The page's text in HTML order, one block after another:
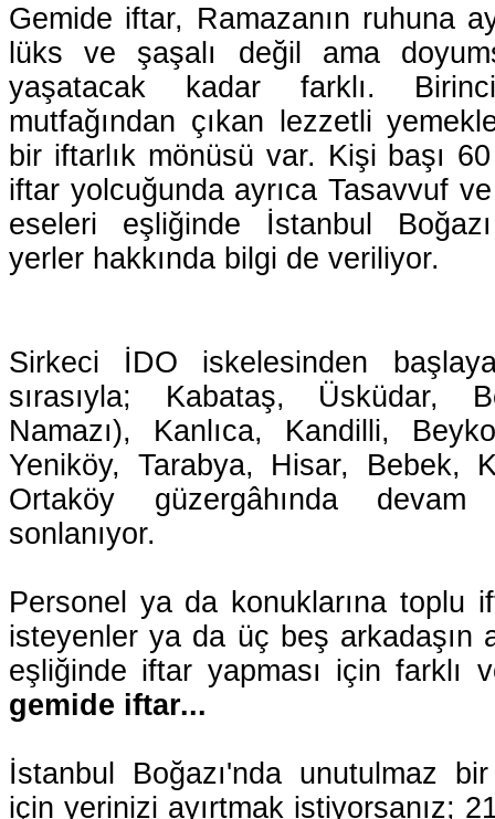
Gemide iftar, Ramazanın ruhuna
lüks ve şaşalı değil ama
yaşatacak kadar farklı.
mutfağından çıkan lezzetli
bir iftarlık mönüsü var. Kişi başı
iftar yolcuğunda ayrıca Tasavvuf
eseleri eşliğinde İstanbul
yerler hakkında bilgi de veriliyor.
Sirkeci İDO iskelesinden
sırasıyla; Kabataş, Üsküdar,
Namazı), Kanlıca, Kandilli,
Yeniköy, Tarabya, Hisar, Bebek,
Ortaköy güzergâhında devam
sonlanıyor.
Personel ya da konuklarına toplu
isteyenler ya da üç beş arkadaşın
eşliğinde iftar yapması için farklı
gemide iftar...
İstanbul Boğazı'nda unutulmaz
için yerinizi ayırtmak istiyorsanız;